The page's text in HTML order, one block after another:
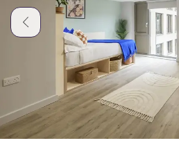
Compte
English (GB)
Selecciona un país
Reserva
Català
Italian
Portuguese